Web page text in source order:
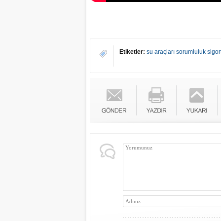
Etiketler: su araçları sorumluluk